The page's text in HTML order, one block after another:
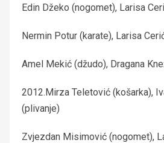
Edin Džeko (nogomet), Larisa
Nermin Potur (karate), Larisa
Amel Mekić (džudo), Dragana
2012.Mirza Teletović (košarka),
(plivanje)
Zvjezdan Misimović (nogomet),